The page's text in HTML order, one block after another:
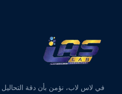
في لاس لاب، نؤمن بأن دقة التحاليل